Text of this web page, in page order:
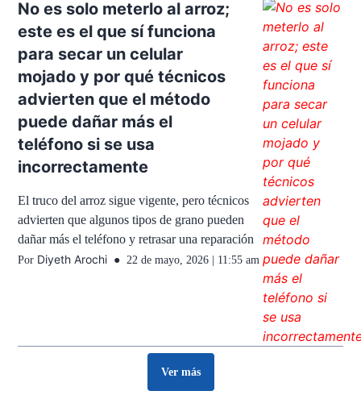
No es solo meterlo al arroz;
este es el que sí funciona
para secar un celular
mojado y por qué técnicos
advierten que el método
puede dañar más el
teléfono si se usa
incorrectamente
El truco del arroz sigue vigente, pero técnicos
advierten que algunos tipos de grano pueden
dañar más el teléfono y retrasar una reparación
Por Diyeth Arochi 22 de mayo, 2026 | 11:55 am
Ver más